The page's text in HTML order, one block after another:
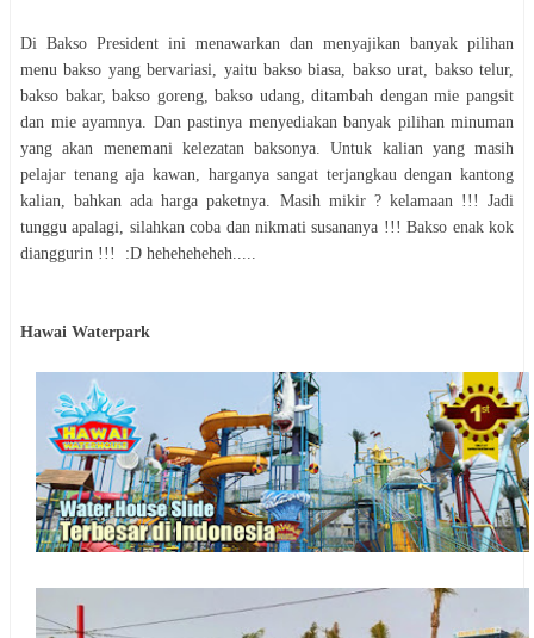
Di Bakso President ini menawarkan dan menyajikan banyak pilihan
menu bakso yang bervariasi, yaitu bakso biasa, bakso urat, bakso telur,
bakso bakar, bakso goreng, bakso udang, ditambah dengan mie pangsit
dan mie ayamnya. Dan pastinya menyediakan banyak pilihan minuman
yang akan menemani kelezatan baksonya. Untuk kalian yang masih
pelajar tenang aja kawan, harganya sangat terjangkau dengan kantong
kalian, bahkan ada harga paketnya. Masih mikir ? kelamaan !!! Jadi
tunggu apalagi, silahkan coba dan nikmati susananya !!! Bakso enak kok
dianggurin !!! :D heheheheheh.....
Hawai Waterpark